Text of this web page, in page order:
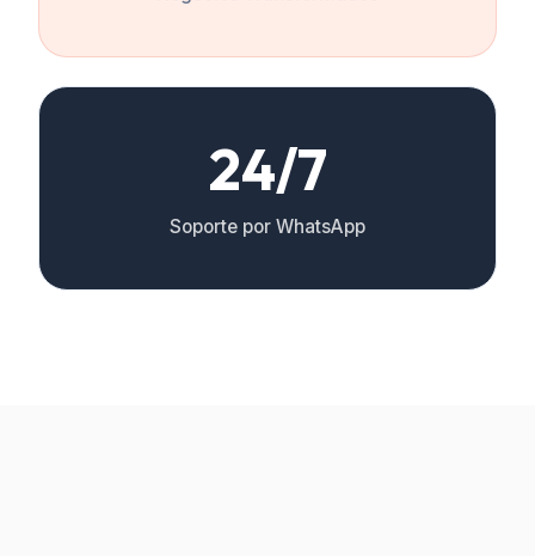
24/7
Soporte por WhatsApp